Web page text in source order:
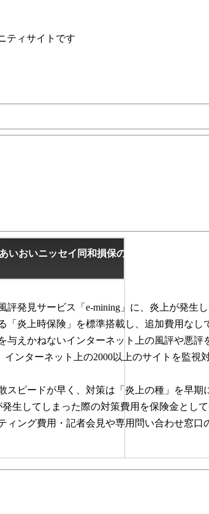
ティサイトです
いおいニッセイ同和損保の「炎上時保険」を
発見サービス「e-mining」に、炎上が発生
炎上時保険」を標準搭載し、追加費用なし
えかねないインターネット上の風評や悪評
ンターネット上の2000以上のサイトを監
ピードが早く、対策は「炎上の種」を早
生してしまった際の対策費用を保険金とし
ング費用・記者会見や専用問い合わせ窓口